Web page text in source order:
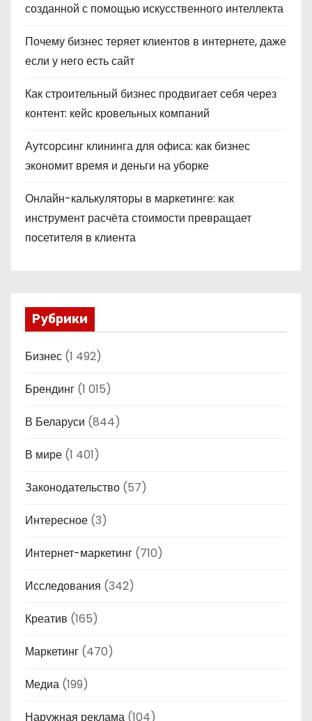
созданной с помощью искусственного интеллекта
Почему бизнес теряет клиентов в интернете, даже
если у него есть сайт
Как строительный бизнес продвигает себя через
контент: кейс кровельных компаний
Аутсорсинг клининга для офиса: как бизнес
экономит время и деньги на уборке
Онлайн-калькуляторы в маркетинге: как
инструмент расчёта стоимости превращает
посетителя в клиента
Рубрики
Бизнес (1 492)
Брендинг (1 015)
В Беларуси (844)
В мире (1 401)
Законодательство (57)
Интересное (3)
Интернет-маркетинг (710)
Исследования (342)
Креатив (165)
Маркетинг (470)
Медиа (199)
Наружная реклама (104)